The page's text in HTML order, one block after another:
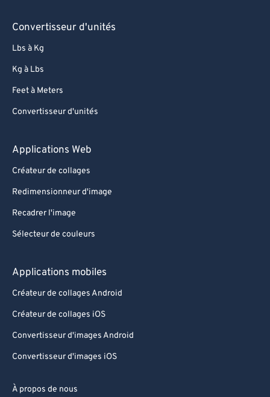
Convertisseur d'unités
Lbs à Kg
Kg à Lbs
Feet à Meters
Convertisseur d'unités
Applications Web
Créateur de collages
Redimensionneur d'image
Recadrer l'image
Sélecteur de couleurs
Applications mobiles
Créateur de collages Android
Créateur de collages iOS
Convertisseur d'images Android
Convertisseur d'images iOS
À propos de nous